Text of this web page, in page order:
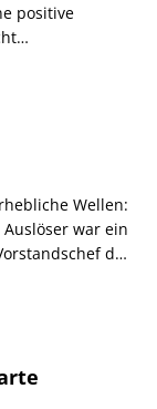
positive
Wellen:
war ein
der